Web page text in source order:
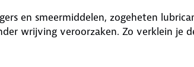
en smeermiddelen, zogeheten
wrijving veroorzaken. Zo verklein je